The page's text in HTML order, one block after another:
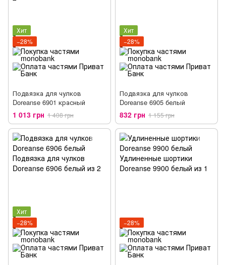
Хит
−28%
Подвязка для чулков
Doreanse 6901 красный
1 013 грн 1 408 грн
Хит
−28%
Подвязка для чулков
Doreanse 6905 белый
832 грн 1 155 грн
Хит
−28%
−28%